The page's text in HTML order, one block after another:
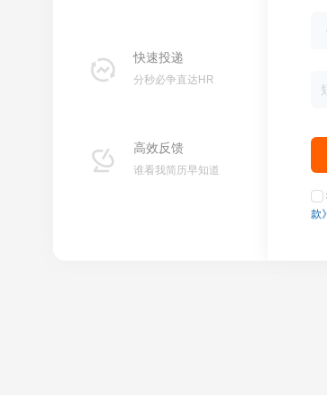
快速投递
分秒必争直达HR
高效反馈
谁看我简历早知道
款》